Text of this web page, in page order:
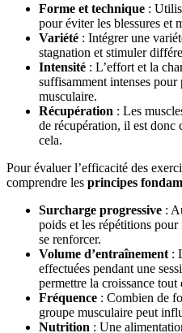
Forme et technique :
pour éviter les blessures et
Variété : Intégrer une
stagnation et stimuler
Intensité : L’effort et la
suffisamment intenses
musculaire.
Récupération : Les
de récupération, il est donc
cela.
Pour évaluer l’efficacité des
comprendre les principes
Surcharge progressive :
poids et les répétitions pour
se renforcer.
Volume d’entraînement :
effectuées pendant une
permettre la croissance
Fréquence : Combien de
groupe musculaire peut
Nutrition : Une